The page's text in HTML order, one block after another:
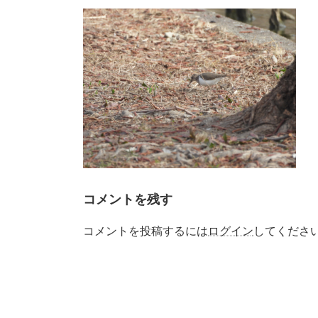
新
日
時
:
コメントを残す
コメントを投稿するには ログイン してくださ